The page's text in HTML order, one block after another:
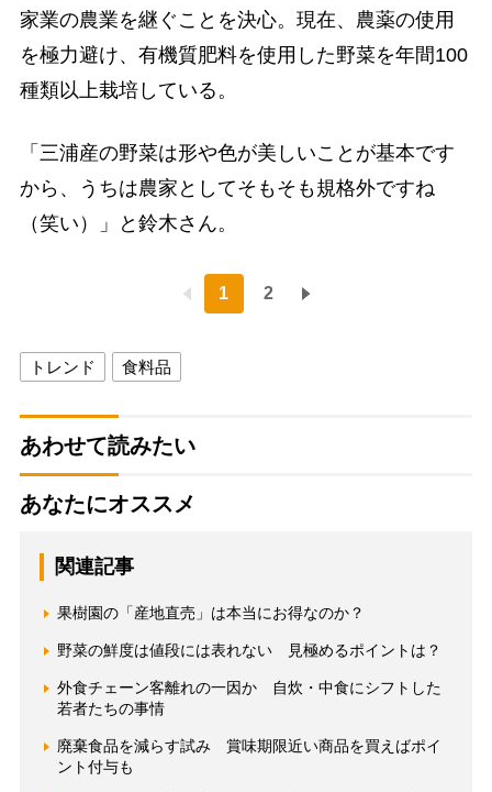
家業の農業を継ぐことを決心。現在、農薬の使用
を極力避け、有機質肥料を使用した野菜を年間100
種類以上栽培している。
「三浦産の野菜は形や色が美しいことが基本です
から、うちは農家としてそもそも規格外ですね
（笑い）」と鈴木さん。
1 2
トレンド 食料品
あわせて読みたい
あなたにオススメ
関連記事
果樹園の「産地直売」は本当にお得なのか？
野菜の鮮度は値段には表れない 見極めるポイントは？
外食チェーン客離れの一因か 自炊・中食にシフトした
若者たちの事情
廃棄食品を減らす試み 賞味期限近い商品を買えばポイ
ント付与も